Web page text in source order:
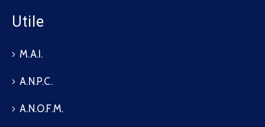
Utile
M.A.I.
A.N.P.C.
A.N.O.F.M.